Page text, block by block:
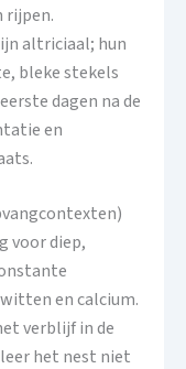
rijpen.
altriciaal; hun
bleke stekels
dagen na de
en
voor diep,
en calcium.
verblijf in de
het nest niet